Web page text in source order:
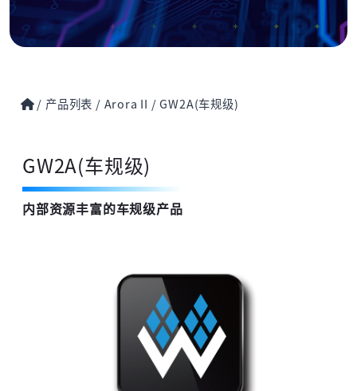
/ 产品列表 / Arora II /GW2A(车规级)
GW2A(车规级)
内部资源丰富的车规级产品